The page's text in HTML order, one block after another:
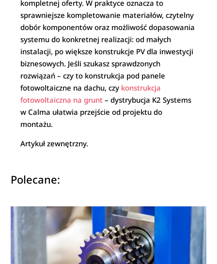
kompletnej oferty. W praktyce oznacza to
sprawniejsze kompletowanie materiałów, czytelny
dobór komponentów oraz możliwość dopasowania
systemu do konkretnej realizacji: od małych
instalacji, po większe konstrukcje PV dla inwestycji
biznesowych. Jeśli szukasz sprawdzonych
rozwiązań – czy to konstrukcja pod panele
fotowoltaiczne na dachu, czy konstrukcja
fotowoltaiczna na grunt – dystrybucja K2 Systems
w Calma ułatwia przejście od projektu do
montażu.
Artykuł zewnętrzny.
Polecane: